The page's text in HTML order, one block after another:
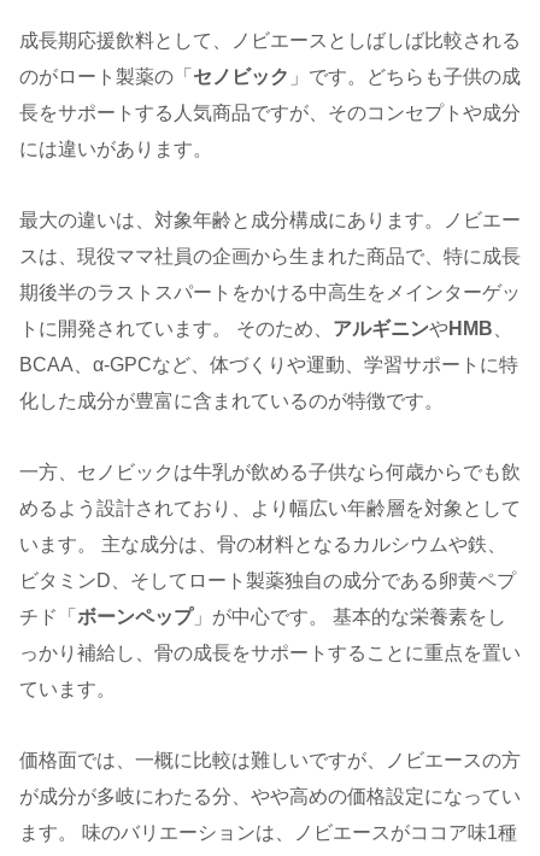
成長期応援飲料として、ノビエースとしばしば比較される
のがロート製薬の「 セノビック 」です。どちらも子供の成
長をサポートする人気商品ですが、そのコンセプトや成分
には違いがあります。
最大の違いは、対象年齢と成分構成にあります。ノビエー
スは、現役ママ社員の企画から生まれた商品で、特に成長
期後半のラストスパートをかける中高生をメインターゲッ
トに開発されています。 そのため、 アルギニンやHMB
BCAA、α-GPCなど、体づくりや運動、学習サポートに特
化した成分が豊富に含まれているのが特徴です。
一方、セノビックは牛乳が飲める子供なら何歳からでも飲
めるよう設計されており、より幅広い年齢層を対象として
います。 主な成分は、骨の材料となるカルシウムや鉄、
ビタミンD、そしてロート製薬独自の成分である卵黄ペプ
チド「 ボーンペップ」が中心です。 基本的な栄養素をし
っかり補給し、骨の成長をサポートすることに重点を置い
ています。
価格面では、一概に比較は難しいですが、ノビエースの方
が成分が多岐にわたる分、やや高めの価格設定になってい
ます。 味のバリエーションは、ノビエースがココア味1種